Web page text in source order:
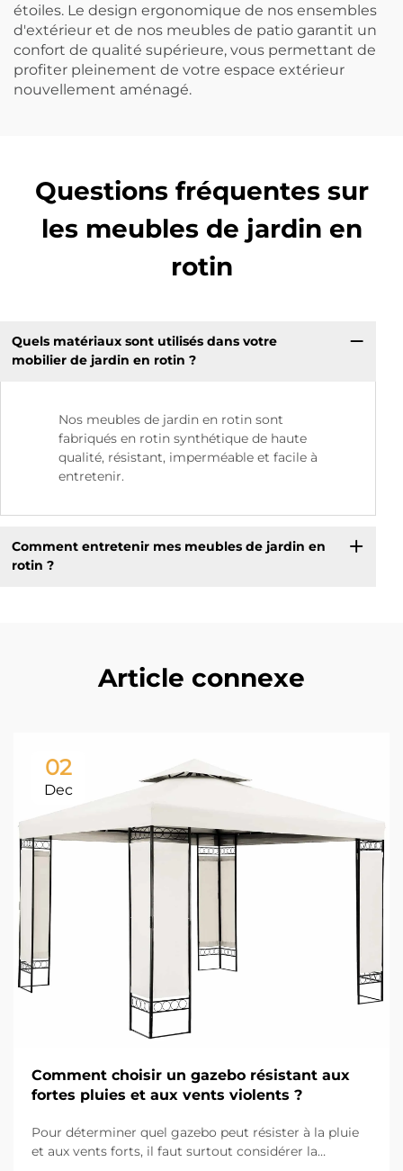
étoiles. Le design ergonomique de nos ensembles
d'extérieur et de nos meubles de patio garantit un
confort de qualité supérieure, vous permettant de
profiter pleinement de votre espace extérieur
nouvellement aménagé.
Questions fréquentes sur
les meubles de jardin en
rotin
Quels matériaux sont utilisés dans votre
mobilier de jardin en rotin ?
Nos meubles de jardin en rotin sont
fabriqués en rotin synthétique de haute
qualité, résistant, imperméable et facile à
entretenir.
Comment entretenir mes meubles de jardin en
rotin ?
Article connexe
02
Dec
Comment choisir un gazebo résistant aux
fortes pluies et aux vents violents ?
Pour déterminer quel gazebo peut résister à la pluie
et aux vents forts, il faut surtout considérer la